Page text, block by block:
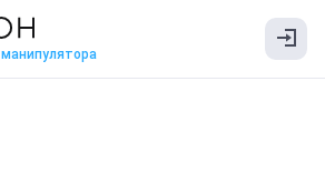
манипулятора